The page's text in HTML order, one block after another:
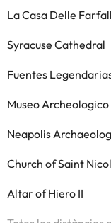
La Casa Delle
Syracuse Cathedral
Fuentes
Museo
Neapolis
Church of Saint
Altar of Hiero II